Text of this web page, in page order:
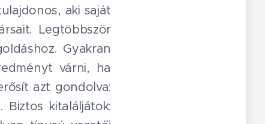
aki saját
Legtöbbször
Gyakran
várni, ha
azt gondolva:
kitaláljátok: